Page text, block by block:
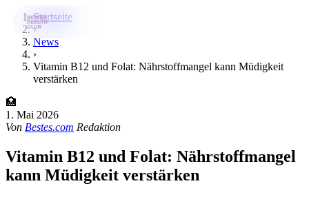
Datenbank
News
Über uns
Für Unternehmen
Startseite
›
News
›
Vitamin B12 und Folat: Nährstoffmangel kann Müdigkeit
verstärken
🏥
1. Mai 2026
Von Bestes.com Redaktion
Vitamin B12 und Folat: Nährstoffmangel
kann Müdigkeit verstärken